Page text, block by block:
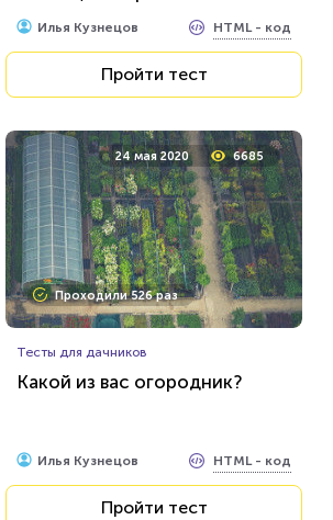
растения?
Илья Кузнецов HTML - код
Пройти тест
24 мая 2020 6685
Проходили 526 раз
Тесты для дачников
Какой из вас огородник?
Илья Кузнецов HTML - код
Пройти тест